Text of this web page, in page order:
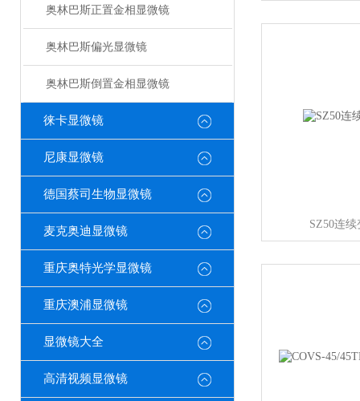
奥林巴斯正置金相显微镜
奥林巴斯偏光显微镜
奥林巴斯倒置金相显微镜
徕卡显微镜
尼康显微镜
德国蔡司生物显微镜
麦克奥迪显微镜
重庆奥特光学显微镜
重庆澳浦显微镜
显微镜大全
高清视频显微镜
SZ50连